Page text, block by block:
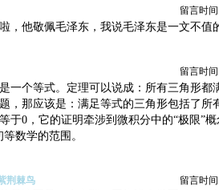
留言时间
，他敬佩毛泽东，我说毛泽东是一文不值
留言时间
一个等式。定理可以说成：所有三角形都
，那应该是：满足等式的三角形包括了所
于0，它的证明牵涉到微积分中的“极限”
数学的范围。
荆棘鸟 留言时间